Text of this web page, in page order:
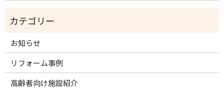
お知らせ
リフォーム事例
高齢者向け施設紹介